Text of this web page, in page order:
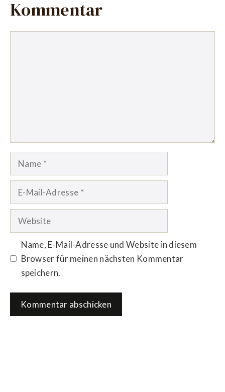
Kommentar
Name
Website
Name, E-Mail-Adresse und Website in diesem
Browser für meinen nächsten Kommentar
speichern.